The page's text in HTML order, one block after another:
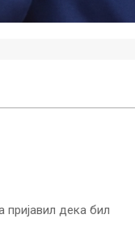
пријавил дека бил